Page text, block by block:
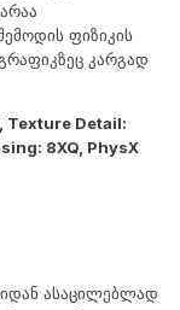
ფიზიკის
კარგად
Texture Detail:
8XQ, PhysX
ასაცილებლად